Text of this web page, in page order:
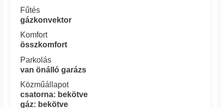
Fűtés
gázkonvektor
Komfort
összkomfort
Parkolás
van önálló garázs
Közműállapot
csatorna: bekötve
gáz: bekötve